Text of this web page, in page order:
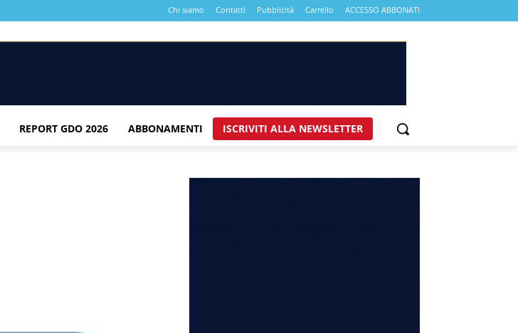
Chi siamo Contatti Pubblicità Carrello ACCESSO ABBONATI
REPORT GDO 2026 ABBONAMENTI ISCRIVITI ALLA NEWSLETTER